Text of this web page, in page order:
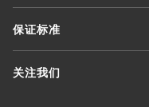
保证标准
关注我们